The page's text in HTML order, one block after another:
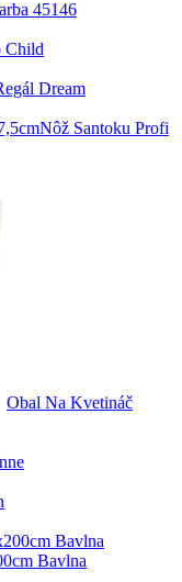
45146
Child
Dream
Nôž Santoku Profi
Obal Na Kvetináč
Bavlna